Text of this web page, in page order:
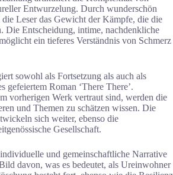
Entwurzelung. Durch wunderschön
die Leser das Gewicht der Kämpfe, die die
Die Entscheidung, intime, nachdenkliche
ein tieferes Verständnis von Schmerz
sowohl als Fortsetzung als auch als
gefeiertem Roman ‘There There’.
vorherigen Werk vertraut sind, werden die
und Themen zu schätzen wissen. Die
sich weiter, ebenso die
Gesellschaft.
und gemeinschaftliche Narrative
davon, was es bedeutet, als Ureinwohner